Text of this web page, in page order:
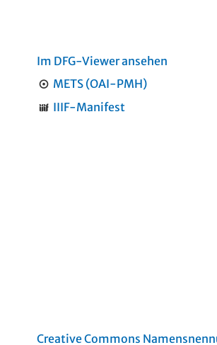
Im DFG-Viewer ansehen
METS (OAI-PMH)
IIIF-Manifest
Creative Commons